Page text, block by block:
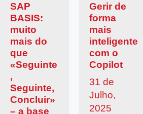
SAP
BASIS:
muito
mais do
que
«Seguinte
,
Seguinte,
Concluir»
– a base
Gerir de
forma
mais
inteligente
com o
Copilot
31 de
Julho,
2025